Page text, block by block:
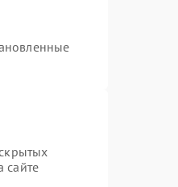
сайте